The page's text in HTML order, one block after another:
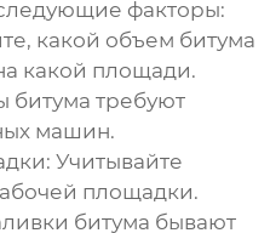
факторы:
какой объем битума
какой площади.
битума требуют
машин.
Учитывайте
площадки.
битума бывают